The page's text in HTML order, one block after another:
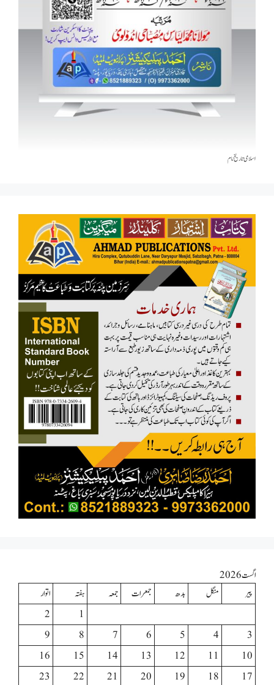
اسلامی تاریخٰ نام
اگست 2026
پیر
منگل بدھ جمعرات جمعہ ہفتہ
اتوار
1
2
3
4
5
6
7
8
9
10
11
12
13
14
15
16
17
18
19
20
21
22
23